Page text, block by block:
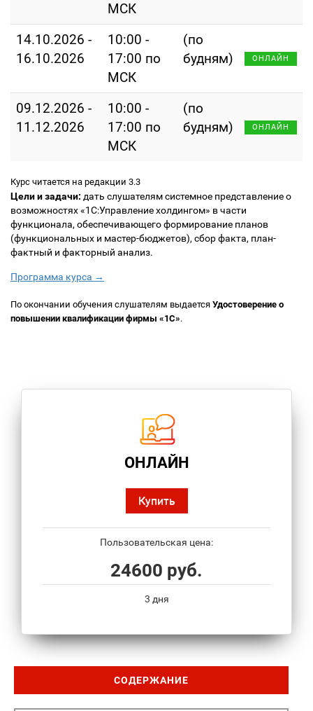
МСК
14.10.2026 -
16.10.2026
10:00 -
17:00 по
МСК
(по
будням)
ОНЛАЙН
09.12.2026 -
11.12.2026
10:00 -
17:00 по
МСК
(по
будням)
ОНЛАЙН
Курс читается на редакции 3.3
Цели и задачи: дать слушателям системное представление о
возможностях «1С:Управление холдингом» в части
функционала, обеспечивающего формирование планов
(функциональных и мастер-бюджетов), сбор факта, план-
фактный и факторный анализ.
Программа курса →
По окончании обучения слушателям выдается Удостоверение о
повышении квалификации фирмы «1С».
ОНЛАЙН
Купить
Пользовательская цена:
24600 руб.
3 дня
СОДЕРЖАНИЕ